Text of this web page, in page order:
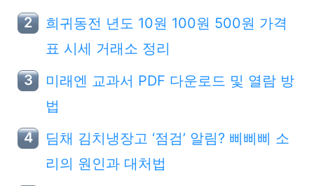
희귀동전 년도 10원 100원 500원 가격
표 시세 거래소 정리
미래엔 교과서 PDF 다운로드 및 열람 방
법
딤채 김치냉장고 ‘점검’ 알림? 삐삐삐 소
리의 원인과 대처법